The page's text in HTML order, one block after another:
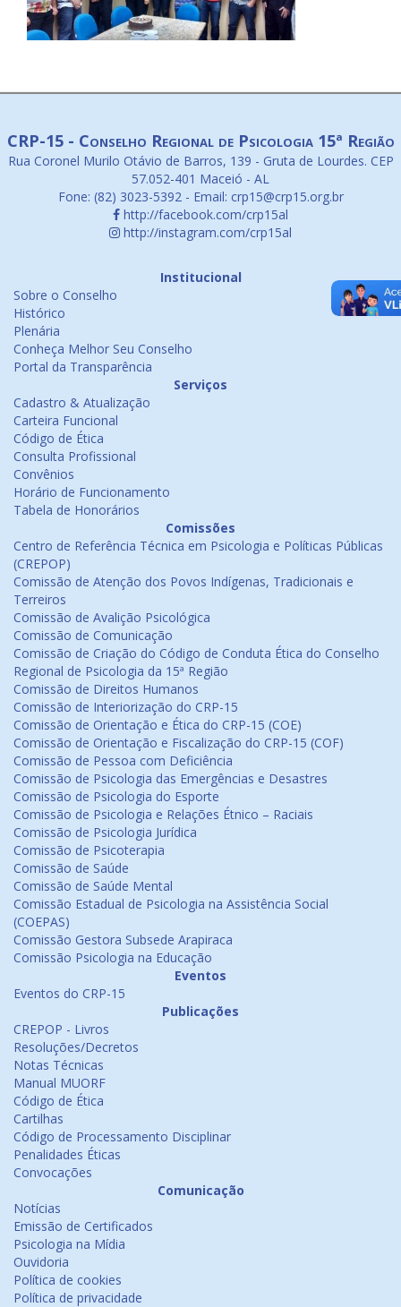
CRP-15 - Conselho Regional de Psicologia 15ª Região
Rua Coronel Murilo Otávio de Barros, 139 - Gruta de Lourdes. CEP
57.052-401 Maceió - AL
Fone: (82) 3023-5392 - Email: crp15@crp15.org.br
http://facebook.com/crp15al
http://instagram.com/crp15al
Institucional
Sobre o Conselho
Histórico
Plenária
Conheça Melhor Seu Conselho
Portal da Transparência
Serviços
Cadastro & Atualização
Carteira Funcional
Código de Ética
Consulta Profissional
Convênios
Horário de Funcionamento
Tabela de Honorários
Comissões
Centro de Referência Técnica em Psicologia e Políticas Públicas
(CREPOP)
Comissão de Atenção dos Povos Indígenas, Tradicionais e
Terreiros
Comissão de Avalição Psicológica
Comissão de Comunicação
Comissão de Criação do Código de Conduta Ética do Conselho
Regional de Psicologia da 15ª Região
Comissão de Direitos Humanos
Comissão de Interiorização do CRP-15
Comissão de Orientação e Ética do CRP-15 (COE)
Comissão de Orientação e Fiscalização do CRP-15 (COF)
Comissão de Pessoa com Deficiência
Comissão de Psicologia das Emergências e Desastres
Comissão de Psicologia do Esporte
Comissão de Psicologia e Relações Étnico – Raciais
Comissão de Psicologia Jurídica
Comissão de Psicoterapia
Comissão de Saúde
Comissão de Saúde Mental
Comissão Estadual de Psicologia na Assistência Social
(COEPAS)
Comissão Gestora Subsede Arapiraca
Comissão Psicologia na Educação
Eventos
Eventos do CRP-15
Publicações
CREPOP - Livros
Resoluções/Decretos
Notas Técnicas
Manual MUORF
Código de Ética
Cartilhas
Código de Processamento Disciplinar
Penalidades Éticas
Convocações
Comunicação
Notícias
Emissão de Certificados
Psicologia na Mídia
Ouvidoria
Política de cookies
Política de privacidade